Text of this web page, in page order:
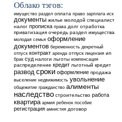
Облако тэгов:
имущество раздел оплата право зарплата иск
документы жилье молодой специалист
налог прописка права долг отработка
приватизация очередь раздел имущества
молодая семья оформление
документов беременность декретный
отпуск контракт аренда отпуск лицензия ип
брак суд налоги льготы компенсация
распределение кредит льготный кредит
развод сроки оформление продажа
выселение недвижимость увольнение
общежитие гражданство алименты
наследство строительство работа
квартира армия ребенок пособие
регистрация амнистия договор